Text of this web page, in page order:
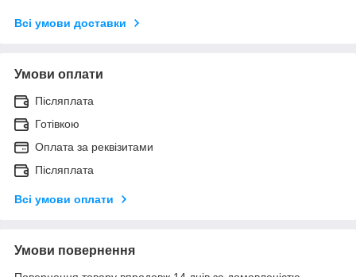
Всі умови доставки
Умови оплати
Післяплата
Готівкою
Оплата за реквізитами
Післяплата
Всі умови оплати
Умови повернення